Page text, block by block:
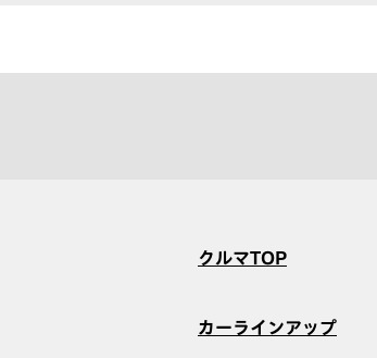
クルマTOP
カーラインアップ